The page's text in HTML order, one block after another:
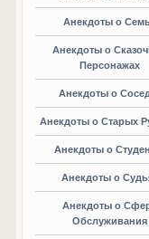
Анекдоты о
Анекдоты о
Персонажах
Анекдоты о
Анекдоты о Старых
Анекдоты о
Анекдоты о
Анекдоты о
Обслуживания